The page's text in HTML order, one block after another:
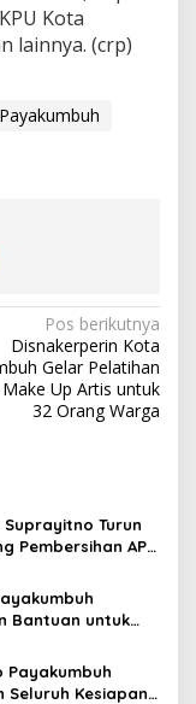
Kota
lainnya. (crp)
Pos berikutnya
Disnakerperin Kota
Gelar Pelatihan
Up Artis untuk
32 Orang Warga
Suprayitno Turun
Pembersihan APK
2024
Bantuan untuk
Luak Ampuah
Payakumbuh
Seluruh Kesiapan